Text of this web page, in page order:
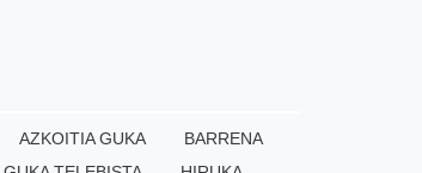
AZKOITIA GUKA
BARRENA